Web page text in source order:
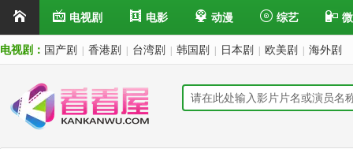
电视剧 电影 动漫 综艺
电视剧： 国产剧 香港剧 台湾剧 韩国剧 日本剧 欧美剧 海外剧